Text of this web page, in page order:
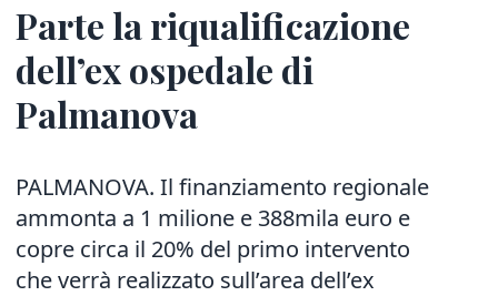
Parte la riqualificazione
dell’ex ospedale di
Palmanova
PALMANOVA. Il finanziamento regionale
ammonta a 1 milione e 388mila euro e
copre circa il 20% del primo intervento
che verrà realizzato sull’area dell’ex